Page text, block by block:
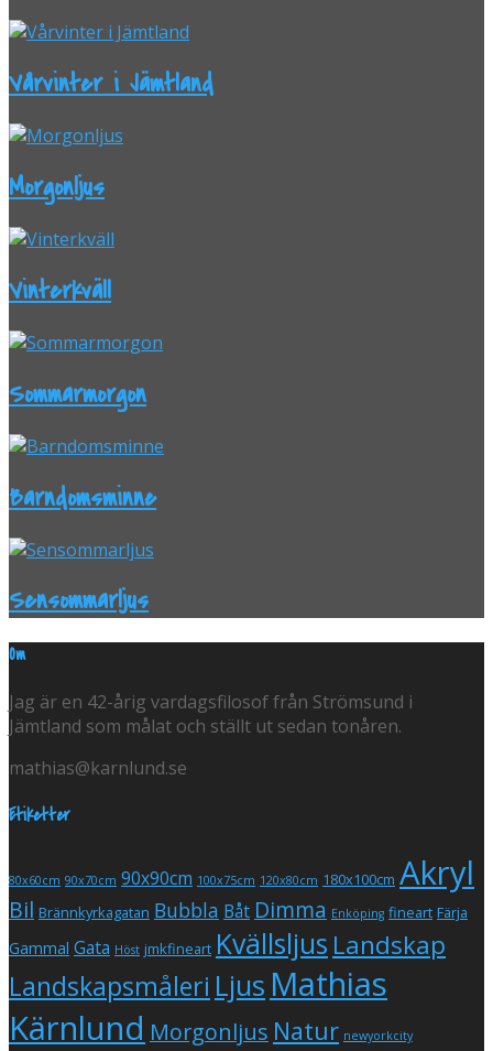
Vårvinter i Jämtland
Morgonljus
Vinterkväll
Sommarmorgon
Barndomsminne
Sensommarljus
Om
Jag är en 42-årig vardagsfilosof från Strömsund i
Jämtland som målat och ställt ut sedan tonåren.
mathias@karnlund.se
Etiketter
80x60cm 90x70cm 90x90cm 100x75cm 120x80cm 180x100cm Akryl
Bil Brännkyrkagatan Bubbla Båt Dimma Enköping fineart Färja
Gammal Gata Höst jmkfineart Kvällsljus Landskap
Landskapsmåleri Ljus Mathias
Kärnlund Morgonljus Natur newyorkcity